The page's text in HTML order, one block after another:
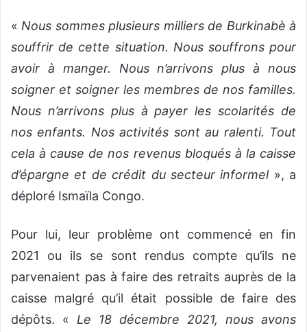
« Nous sommes plusieurs milliers de Burkinabè à
souffrir de cette situation. Nous souffrons pour
avoir à manger. Nous n’arrivons plus à nous
soigner et soigner les membres de nos familles.
Nous n’arrivons plus à payer les scolarités de
nos enfants. Nos activités sont au ralenti. Tout
cela à cause de nos revenus bloqués à la caisse
d’épargne et de crédit du secteur informel », a
déploré Ismaïla Congo.
Pour lui, leur problème ont commencé en fin
2021 ou ils se sont rendus compte qu’ils ne
parvenaient pas à faire des retraits auprès de la
caisse malgré qu’il était possible de faire des
dépôts. « Le 18 décembre 2021, nous avons